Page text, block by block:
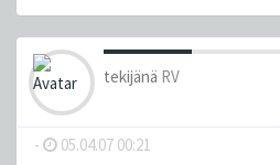
tekijänä RV
- 05.04.07 00:21